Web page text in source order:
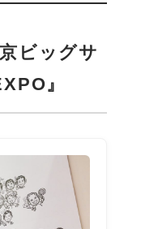
ビッグサ
』